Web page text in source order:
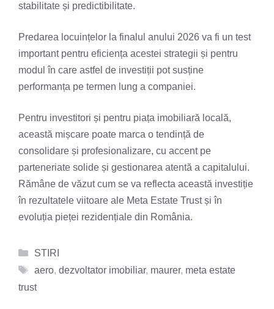
stabilitate și predictibilitate.
Predarea locuințelor la finalul anului 2026 va fi un test
important pentru eficiența acestei strategii și pentru
modul în care astfel de investiții pot susține
performanța pe termen lung a companiei.
Pentru investitori și pentru piața imobiliară locală,
această mișcare poate marca o tendință de
consolidare și profesionalizare, cu accent pe
parteneriate solide și gestionarea atentă a capitalului.
Rămâne de văzut cum se va reflecta această investiție
în rezultatele viitoare ale Meta Estate Trust și în
evoluția pieței rezidențiale din România.
Categorii
STIRI
Etichete
aero, dezvoltator imobiliar, maurer, meta estate
trust